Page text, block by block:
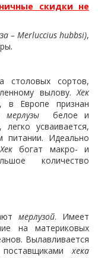
скидки не
– Merluccius hubbsi),
столовых сортов,
вылову.Хек
в Европе признан
мерлузыбелое и
усваивается,
питании. Идеально
Хекбогат макро- и
количество
мерлузой. Имеет
на материковых
Вылавливается
поставщикамихека